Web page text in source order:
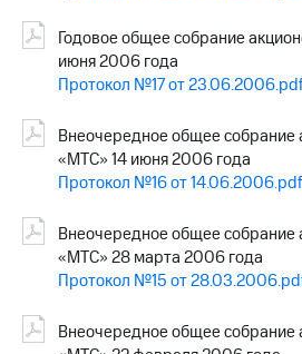
Годовое общее собрание
июня 2006 года
Протокол №17 от
Внеочередное общее
«МТС» 14 июня 2006 года
Протокол №16 от 14.06.2006.pdf
Внеочередное общее
«МТС» 28 марта 2006 года
Протокол №15 от
Внеочередное общее